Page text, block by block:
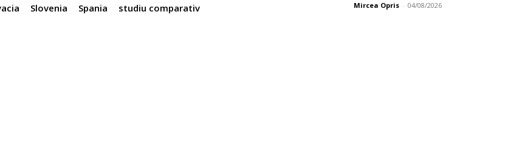
Slovenia Spania
studiu comparativ
Mircea Opris - 04/08/2026